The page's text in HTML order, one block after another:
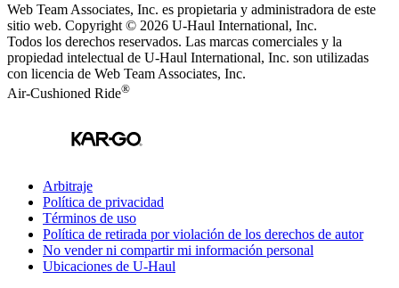
Web Team Associates, Inc. es propietaria y administradora de este
sitio web. Copyright © 2026 U-Haul International, Inc.
Todos los derechos reservados. Las marcas comerciales y la
propiedad intelectual de U-Haul International, Inc. son utilizadas
con licencia de Web Team Associates, Inc.
Air-Cushioned Ride®
Arbitraje
Política de privacidad
Términos de uso
Política de retirada por violación de los derechos de autor
No vender ni compartir mi información personal
Ubicaciones de U-Haul